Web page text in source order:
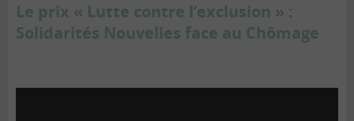
Le prix « Lutte contre l’exclusion » :
Solidarités Nouvelles face au Chômage